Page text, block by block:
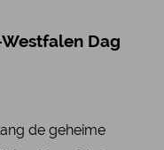
Dag
de geheime